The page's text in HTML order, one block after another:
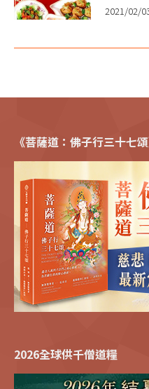
2021/02/
《菩薩道：佛子行三十七頌
2026全球供千僧道糧